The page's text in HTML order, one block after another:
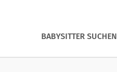
BABYSITTER SUCHEN